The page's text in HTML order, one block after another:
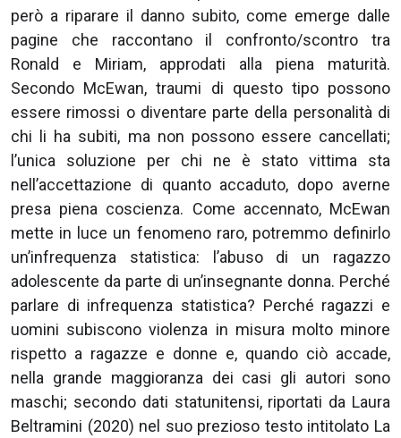
però a riparare il danno subito, come emerge dalle
pagine che raccontano il confronto/scontro tra
Ronald e Miriam, approdati alla piena maturità.
Secondo McEwan, traumi di questo tipo possono
essere rimossi o diventare parte della personalità di
chi li ha subiti, ma non possono essere cancellati;
l’unica soluzione per chi ne è stato vittima sta
nell’accettazione di quanto accaduto, dopo averne
presa piena coscienza. Come accennato, McEwan
mette in luce un fenomeno raro, potremmo definirlo
un’infrequenza statistica: l’abuso di un ragazzo
adolescente da parte di un’insegnante donna. Perché
parlare di infrequenza statistica? Perché ragazzi e
uomini subiscono violenza in misura molto minore
rispetto a ragazze e donne e, quando ciò accade,
nella grande maggioranza dei casi gli autori sono
maschi; secondo dati statunitensi, riportati da Laura
Beltramini (2020) nel suo prezioso testo intitolato La